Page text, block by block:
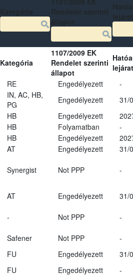
Kategória
1107/2009 EK
Rendelet szerinti
állapot
RE Engedélyezett
-
IN, AC, HB,
PG
Engedélyezett
31/
HB Engedélyezett
HB Folyamatban
-
HB Engedélyezett
AT Engedélyezett
31/
Synergist Not PPP -
AT Engedélyezett
31/
- Not PPP
-
Safener Not PPP
-
FU Engedélyezett
31/
FU Engedélyezett
-